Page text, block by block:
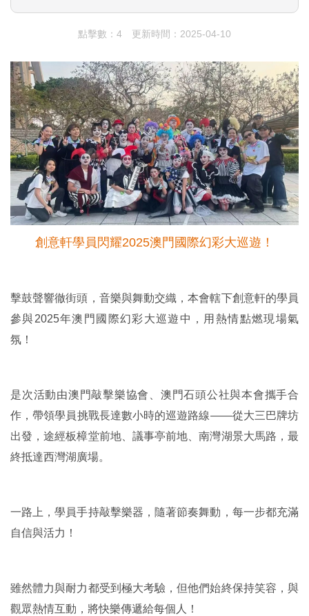
點擊數：4 更新時間：2025-04-10
創意軒學員閃耀2025澳門國際幻彩大巡遊！
擊鼓聲響徹街頭，音樂與舞動交織，本會轄下創意軒的學員
參與2025年澳門國際幻彩大巡遊中，用熱情點燃現場氣
氛！
是次活動由澳門敲擊樂協會、澳門石頭公社與本會攜手合
作，帶領學員挑戰長達數小時的巡遊路線——從大三巴牌坊
出發，途經板樟堂前地、議事亭前地、南灣湖景大馬路，最
終抵達西灣湖廣場。
一路上，學員手持敲擊樂器，隨著節奏舞動，每一步都充滿
自信與活力！
雖然體力與耐力都受到極大考驗，但他們始終保持笑容，與
觀眾熱情互動，將快樂傳遞給每個人！